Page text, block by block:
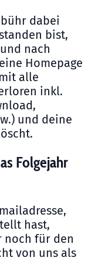
dabei
bist,
nach
Homepage
alle
inkl.
und deine
Folgejahr
hast,
noch für den
von uns als